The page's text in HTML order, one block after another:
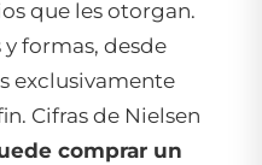
que les otorgan.
formas, desde
exclusivamente
Cifras de Nielsen
comprar un